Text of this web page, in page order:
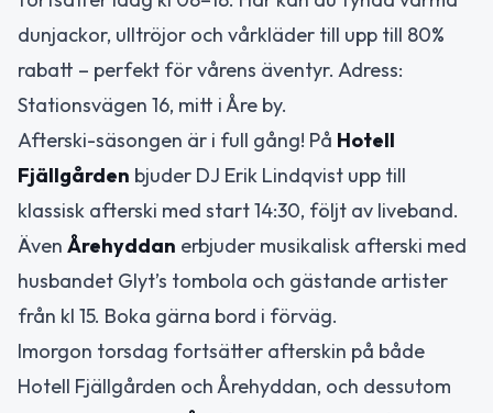
dunjackor, ulltröjor och vårkläder till upp till 80%
rabatt – perfekt för vårens äventyr. Adress:
Stationsvägen 16, mitt i Åre by.
Afterski-säsongen är i full gång! På Hotell
Fjällgården bjuder DJ Erik Lindqvist upp till
klassisk afterski med start 14:30, följt av liveband.
Även Årehyddan erbjuder musikalisk afterski med
husbandet Glyt’s tombola och gästande artister
från kl 15. Boka gärna bord i förväg.
Imorgon torsdag fortsätter afterskin på både
Hotell Fjällgården och Årehyddan, och dessutom